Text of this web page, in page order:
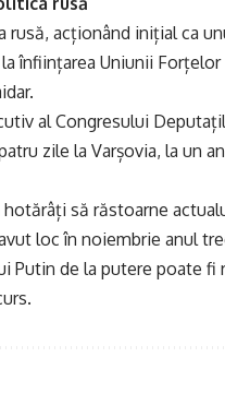
acționând inițial ca
înființarea Uniunii Forțelor
al Congresului
zile la Varșovia, la un
să răstoarne
loc în noiembrie anul
Putin de la putere poate fi